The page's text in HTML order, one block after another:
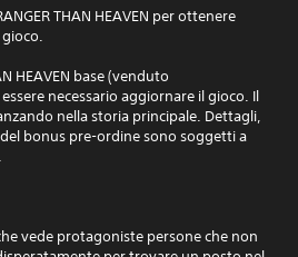
THAN HEAVEN per ottenere
gioco.
HEAVEN base (venduto
necessario aggiornare il gioco. Il
nella storia principale. Dettagli,
bonus pre-ordine sono soggetti a
vede protagoniste persone che non